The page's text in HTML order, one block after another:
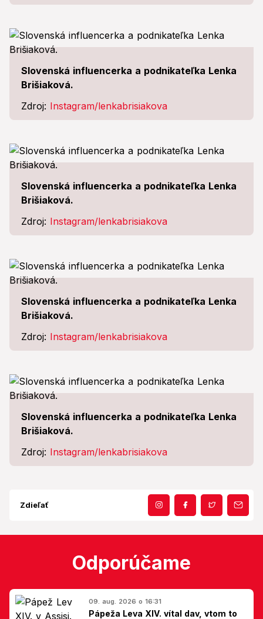
Slovenská influencerka a podnikateľka Lenka
Brišiaková.
Zdroj: Instagram/lenkabrisiakova
Slovenská influencerka a podnikateľka Lenka
Brišiaková.
Zdroj: Instagram/lenkabrisiakova
Slovenská influencerka a podnikateľka Lenka
Brišiaková.
Zdroj: Instagram/lenkabrisiakova
Slovenská influencerka a podnikateľka Lenka
Brišiaková.
Zdroj: Instagram/lenkabrisiakova
Zdieľať
Odporúčame
09. aug. 2026 o 16:31
Pápeža Leva XIV. vítal dav, vtom to